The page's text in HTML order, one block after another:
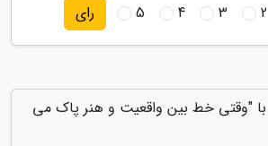
2
3
4
5 رای
با "وقتی خط بین واقعیت و هنر پاک می